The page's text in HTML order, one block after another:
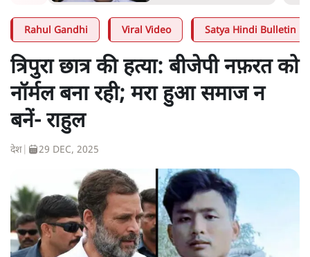
Rahul Gandhi Viral Video Satya Hindi Bulletin
त्रिपुरा छात्र की हत्या: बीजेपी नफ़रत को
नॉर्मल बना रही; मरा हुआ समाज न
बनें- राहुल
देश 29 DEC, 2025